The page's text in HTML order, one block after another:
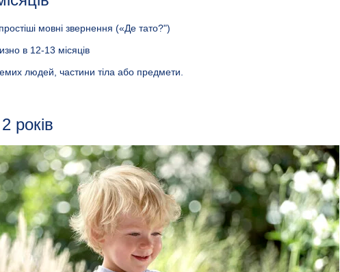
мовні звернення («Де тато?")
в 12-13 місяців
людей, частини тіла або предмети.
років